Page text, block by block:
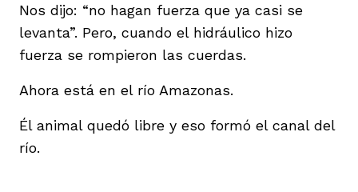
Nos dijo: “no hagan fuerza que ya casi se
levanta”. Pero, cuando el hidráulico hizo
fuerza se rompieron las cuerdas.
Ahora está en el río Amazonas.
Él animal quedó libre y eso formó el canal del
río.